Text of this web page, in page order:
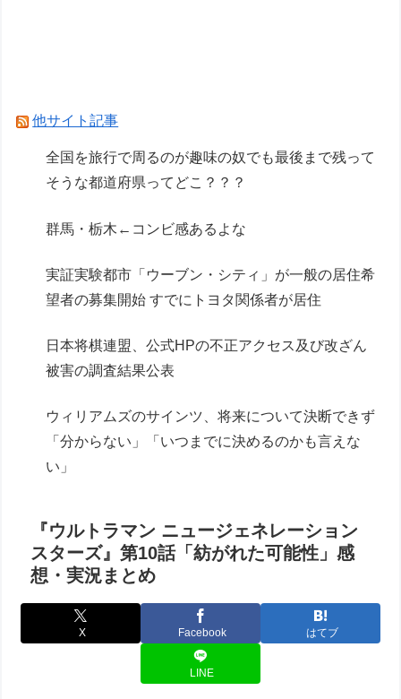
他サイト記事
全国を旅行で周るのが趣味の奴でも最後まで残って
そうな都道府県ってどこ？？？
群馬・栃木←コンビ感あるよな
実証実験都市「ウーブン・シティ」が一般の居住希
望者の募集開始 すでにトヨタ関係者が居住
日本将棋連盟、公式HPの不正アクセス及び改ざん
被害の調査結果公表
ウィリアムズのサインツ、将来について決断できず
「分からない」「いつまでに決めるのかも言えな
い」
『ウルトラマン ニュージェネレーション
スターズ』第10話「紡がれた可能性」感
想・実況まとめ
X Facebook はてブ
LINE